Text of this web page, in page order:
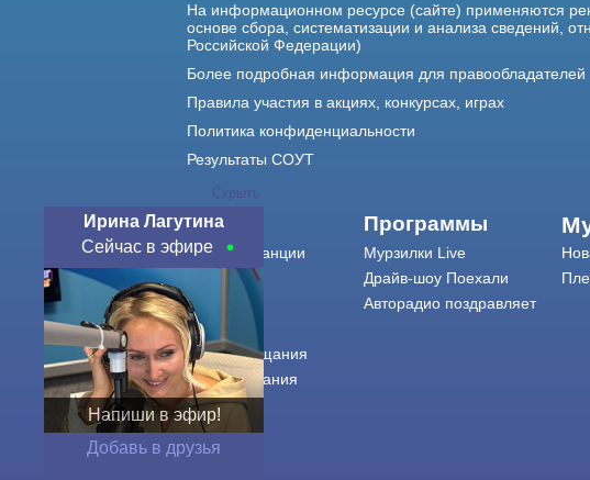
Скрыть
Ирина Лагутина
Сейчас в эфире
Напиши в эфир!
Добавь в друзья
На информационном ресурсе (сайте) применяются
основе сбора, систематизации и анализа сведений,
Российской Федерации)
Более подробная информация для правообладателей
Правила участия в акциях, конкурсах, играх
Политика конфиденциальности
Результаты СОУТ
О нас
О радиостанции
Команда
Контакты
Реклама
Города вещания
Сетка вещания
История
Оферта
Программы
Мурзилки Live
Драйв-шоу Поехали
Авторадио поздравляет